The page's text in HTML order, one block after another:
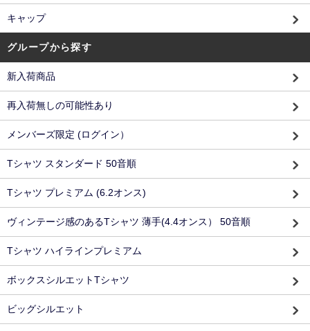
キャップ
グループから探す
新入荷商品
再入荷無しの可能性あり
メンバーズ限定 (ログイン）
Tシャツ スタンダード 50音順
Tシャツ プレミアム (6.2オンス)
ヴィンテージ感のあるTシャツ 薄手(4.4オンス） 50音順
Tシャツ ハイラインプレミアム
ボックスシルエットTシャツ
ビッグシルエット